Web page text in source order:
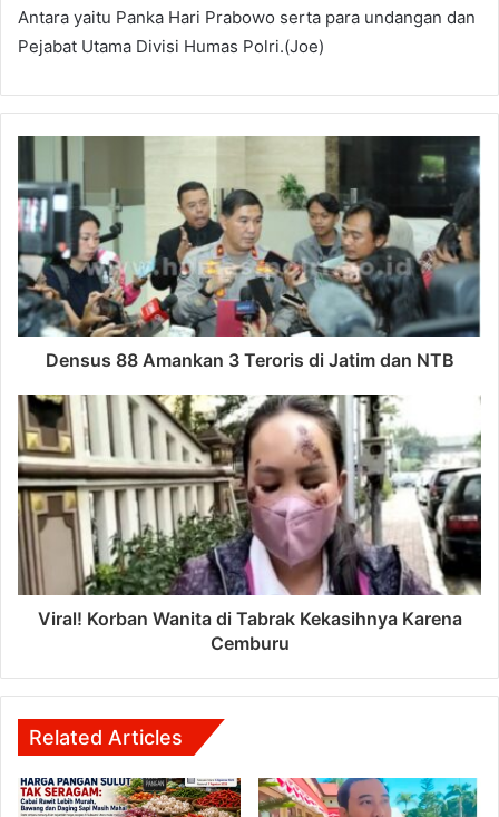
Antara yaitu Panka Hari Prabowo serta para undangan dan
Pejabat Utama Divisi Humas Polri.(Joe)
Densus 88 Amankan 3 Teroris di Jatim dan NTB
Viral! Korban Wanita di Tabrak Kekasihnya Karena
Cemburu
Related Articles